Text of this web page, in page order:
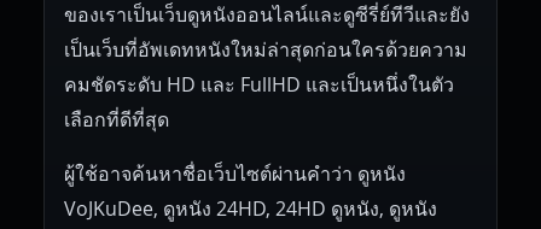
ของเราเป็นเว็บดูหนังออนไลน์และดูซีรี่ย์ทีวีและยัง
เป็นเว็บที่อัพเดทหนังใหม่ล่าสุดก่อนใครด้วยความ
คมชัดระดับ HD และ FullHD และเป็นหนึ่งในตัว
เลือกที่ดีที่สุด
ผู้ใช้อาจค้นหาชื่อเว็บไซต์ผ่านคำว่า ดูหนัง
VoJKuDee, ดูหนัง 24HD, 24HD ดูหนัง, ดูหนัง